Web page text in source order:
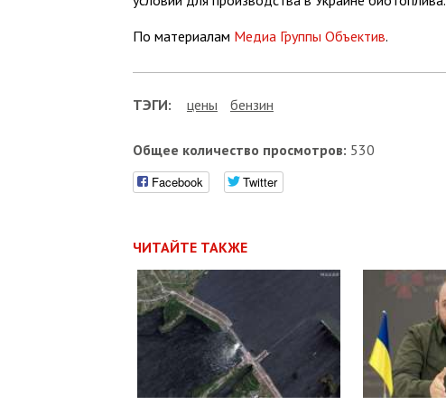
По материалам Медиа Группы Объектив.
ТЭГИ: цены бензин
Общее количество просмотров: 530
Facebook Twitter
ЧИТАЙТЕ ТАКЖЕ